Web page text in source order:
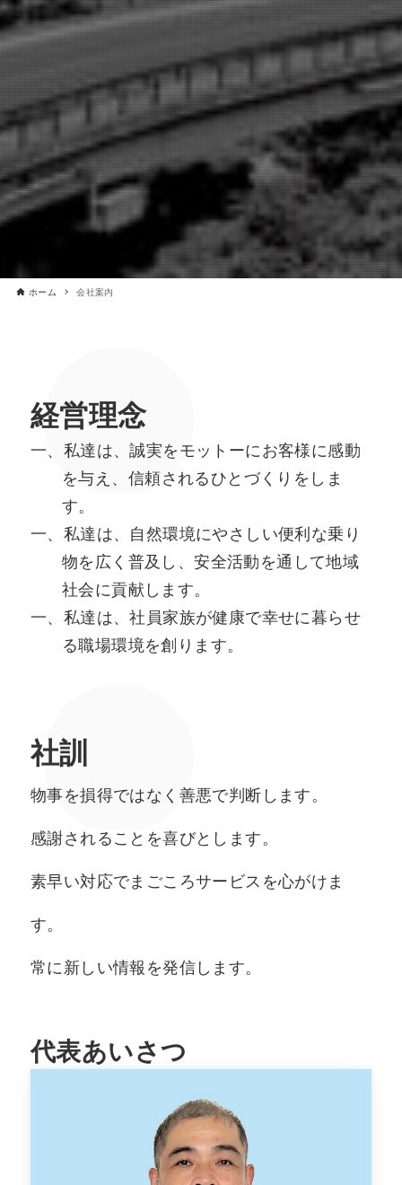
ホーム 会社案内
私達は、誠実をモットーにお客様に感動
を与え、 信頼されるひとづくりをしま
す。
私達は、 自然環境にやさしい便利な乗り
物を広く普及し、安全活動を通して地域
社会に貢献します。
私達は、社員家族が健康で幸せに暮らせ
る職場環境を創ります。
経営理念
社訓
物事を損得ではなく善悪で判断します。
感謝されることを喜びとします。
素早い対応でまごころサービスを心がけま
す。
常に新しい情報を発信します。
代表あいさつ